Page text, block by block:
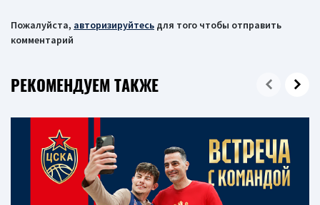
Пожалуйста, авторизируйтесь для того чтобы отправить
комментарий
РЕКОМЕНДУЕМ ТАКЖЕ